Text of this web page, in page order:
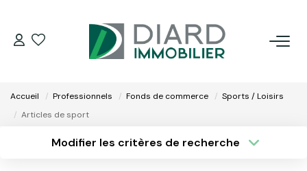
VENDRE / ESTIMER
Accueil Professionnels Fonds de commerce
Sports / Loisirs
Articles de sport
Modifier les critères de recherche